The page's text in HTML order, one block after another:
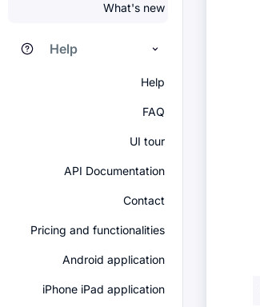
What's new
Help
Help
FAQ
UI tour
API Documentation
Contact
Pricing and functionalities
Android application
iPhone iPad application